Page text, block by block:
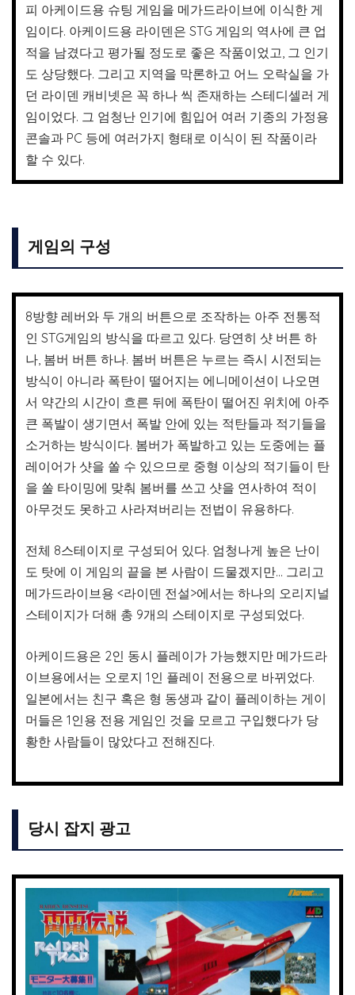
피 아케이드용 슈팅 게임을 메가드라이브에 이식한 게
임이다. 아케이드용 라이덴은 STG 게임의 역사에 큰 업
적을 남겼다고 평가될 정도로 좋은 작품이었고, 그 인기
도 상당했다. 그리고 지역을 막론하고 어느 오락실을 가
던 라이덴 캐비넷은 꼭 하나 씩 존재하는 스테디셀러 게
임이었다. 그 엄청난 인기에 힘입어 여러 기종의 가정용
콘솔과 PC 등에 여러가지 형태로 이식이 된 작품이라
할 수 있다.
게임의 구성
8방향 레버와 두 개의 버튼으로 조작하는 아주 전통적
인 STG게임의 방식을 따르고 있다. 당연히 샷 버튼 하
나, 봄버 버튼 하나. 봄버 버튼은 누르는 즉시 시전되는
방식이 아니라 폭탄이 떨어지는 에니메이션이 나오면
서 약간의 시간이 흐른 뒤에 폭탄이 떨어진 위치에 아주
큰 폭발이 생기면서 폭발 안에 있는 적탄들과 적기들을
소거하는 방식이다. 봄버가 폭발하고 있는 도중에는 플
레이어가 샷을 쏠 수 있으므로 중형 이상의 적기들이 탄
을 쏠 타이밍에 맞춰 봄버를 쓰고 샷을 연사하여 적이
아무것도 못하고 사라져버리는 전법이 유용하다.
전체 8스테이지로 구성되어 있다. 엄청나게 높은 난이
도 탓에 이 게임의 끝을 본 사람이 드물겠지만… 그리고
메가드라이브용 <라이덴 전설>에서는 하나의 오리지널
스테이지가 더해 총 9개의 스테이지로 구성되었다.
아케이드용은 2인 동시 플레이가 가능했지만 메가드라
이브용에서는 오로지 1인 플레이 전용으로 바뀌었다.
일본에서는 친구 혹은 형 동생과 같이 플레이하는 게이
머들은 1인용 전용 게임인 것을 모르고 구입했다가 당
황한 사람들이 많았다고 전해진다.
당시 잡지 광고